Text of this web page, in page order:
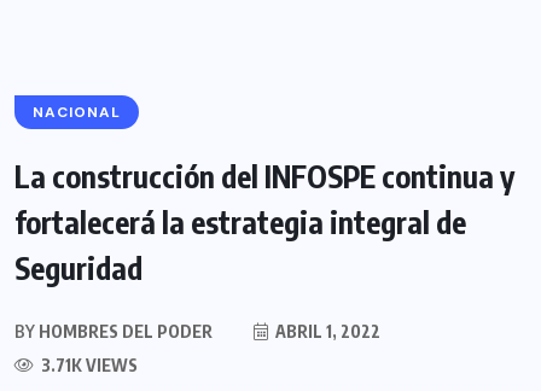
NACIONAL
La construcción del INFOSPE continua y
fortalecerá la estrategia integral de
Seguridad
BY HOMBRES DEL PODER
ABRIL 1, 2022
3.71K VIEWS